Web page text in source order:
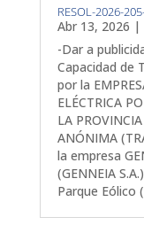
RESOL-2026-
Abr 13, 2026 |
-Dar a
Capacidad de
por la
ELÉCTRICA
LA
ANÓNIMA
la empresa
(GENNEIA
Parque Eólico